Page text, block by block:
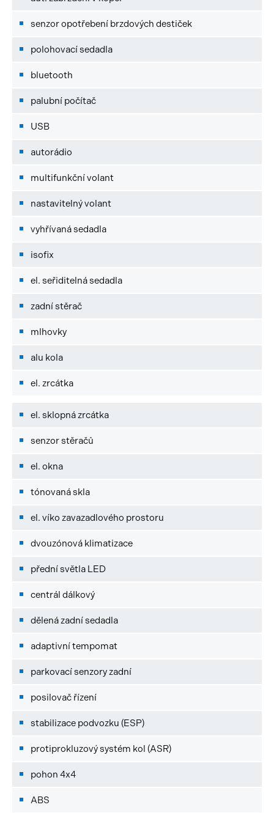
senzor opotřebení brzdových destiček
polohovací sedadla
bluetooth
palubní počítač
USB
autorádio
multifunkční volant
nastavitelný volant
vyhřívaná sedadla
isofix
el. seřiditelná sedadla
zadní stěrač
mlhovky
alu kola
el. zrcátka
el. sklopná zrcátka
senzor stěračů
el. okna
tónovaná skla
el. víko zavazadlového prostoru
dvouzónová klimatizace
přední světla LED
centrál dálkový
dělená zadní sedadla
adaptivní tempomat
parkovací senzory zadní
posilovač řízení
stabilizace podvozku (ESP)
protiprokluzový systém kol (ASR)
pohon 4x4
ABS